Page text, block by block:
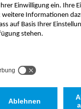
gefunden?